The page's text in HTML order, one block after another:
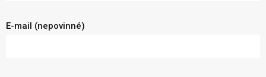
E-mail (nepovinné)